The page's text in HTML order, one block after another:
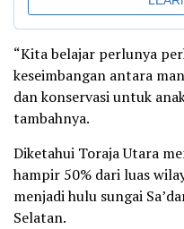
“Kita belajar perlunya
keseimbangan antara
dan konservasi untuk
tambahnya.
Diketahui Toraja Utara
hampir 50% dari luas
menjadi hulu sungai
Selatan.